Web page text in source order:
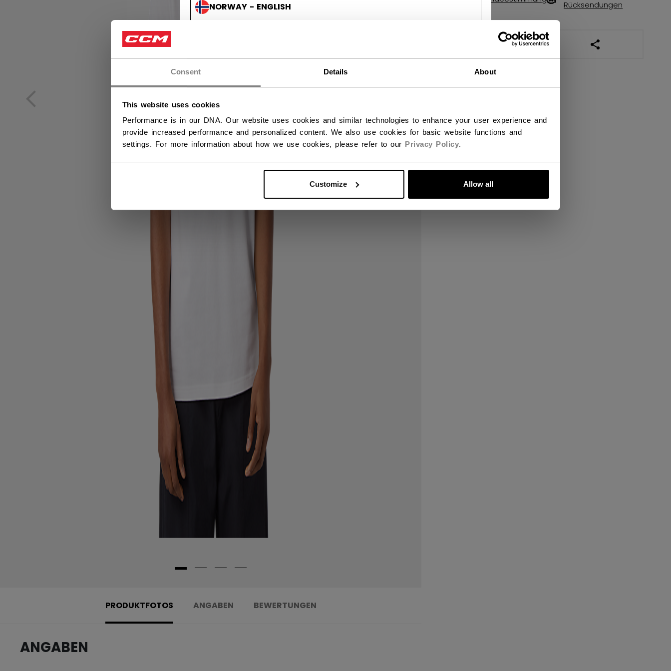
Consent Details About
This website uses cookies
Performance is in our DNA. Our website uses cookies and similar technologies to enhance your user experience and
provide increased performance and personalized content. We also use cookies for basic website functions and
settings. For more information about how we use cookies, please refer to our Privacy Policy.
Customize Allow all
NORWAY - ENGLISH
Rücksendungen
LINKS ZUM TEILEN
PRODUKTFOTOS ANGABEN BEWERTUNGEN
ANGABEN